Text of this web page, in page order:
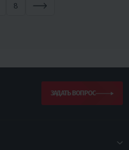
8
ЗАДАТЬ ВОПРОС